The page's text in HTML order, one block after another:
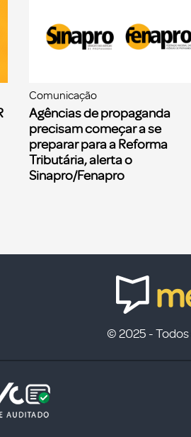
Comunicação
Agências de propaganda
precisam começar a se
preparar para a Reforma
Tributária, alerta o
Sinapro/Fenapro
© 2025 - Todos